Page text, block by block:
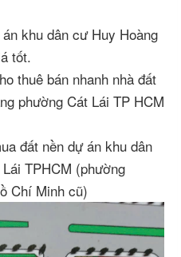
khu dân cư Huy Hoàng
tốt.
thuê bán nhanh nhà đất
phường Cát Lái TP HCM
đất nền dự án khu dân
TPHCM (phường
Chí Minh cũ)